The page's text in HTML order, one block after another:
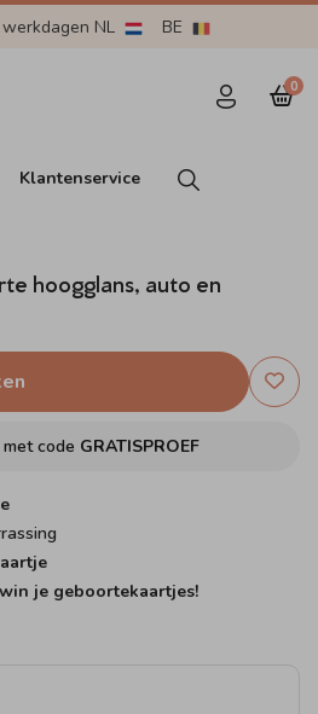
NL BE
0
Klantenservice
hoogglans, auto en
met code GRATISPROEF
win je geboortekaartjes!